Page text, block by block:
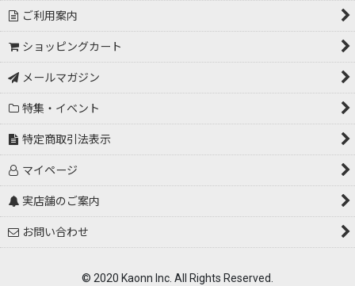
ご利用案内
ショッピングカート
メールマガジン
特集・イベント
特定商取引法表示
マイページ
実店舗のご案内
お問い合わせ
© 2020 Kaonn Inc. All Rights Reserved.